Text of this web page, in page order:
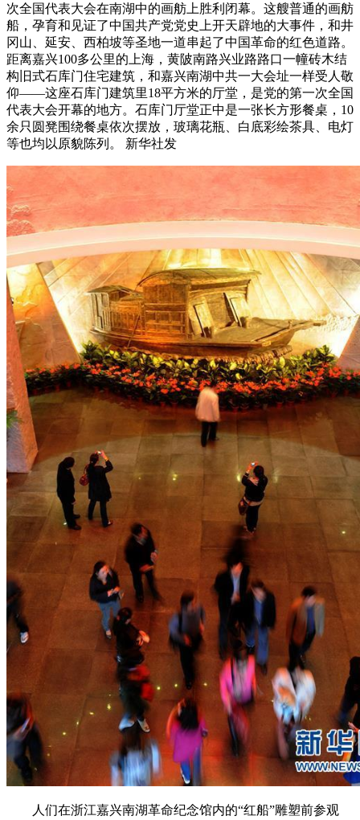
次全国代表大会在南湖中的画舫上胜利闭幕。这艘普通的画舫
船，孕育和见证了中国共产党党史上开天辟地的大事件，和井
冈山、延安、西柏坡等圣地一道串起了中国革命的红色道路。
距离嘉兴100多公里的上海，黄陂南路兴业路路口一幢砖木结
构旧式石库门住宅建筑，和嘉兴南湖中共一大会址一样受人敬
仰——这座石库门建筑里18平方米的厅堂，是党的第一次全国
代表大会开幕的地方。石库门厅堂正中是一张长方形餐桌，10
余只圆凳围绕餐桌依次摆放，玻璃花瓶、白底彩绘茶具、电灯
等也均以原貌陈列。 新华社发
人们在浙江嘉兴南湖革命纪念馆内的“红船”雕塑前参观